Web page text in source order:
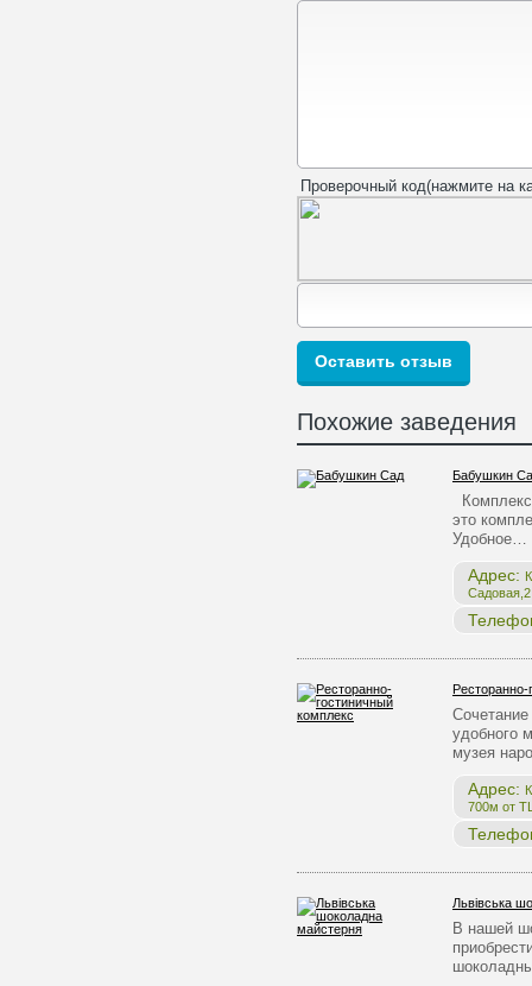
Проверочный код(нажмите на
Похожие заведения
Бабушкин
это
Удобное…
Адрес:
удобного
музея
Адрес:
700м от
Львівська
В нашей